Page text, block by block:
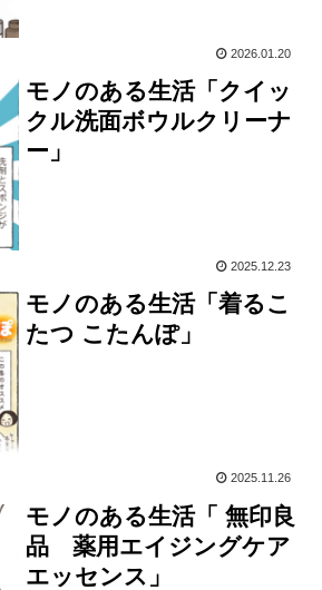
2026.01.20
モノのある生活「クイッ
クル洗面ボウルクリーナ
ー」
2025.12.23
モノのある生活「着るこ
たつ こたんぽ」
2025.11.26
モノのある生活「 無印良
品 薬用エイジングケア
エッセンス」